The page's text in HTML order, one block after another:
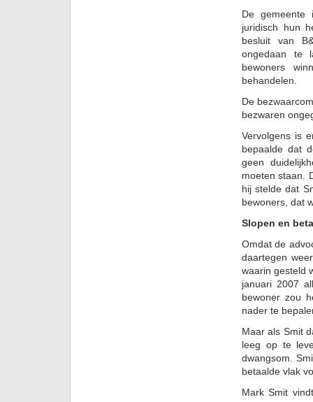
De gemeente
juridisch hun
besluit van
ongedaan te
bewoners
behandelen.
De
bezwaren
Vervolgens is
bepaalde dat
geen
moeten staan.
hij stelde dat
bewoners, dat
Slopen en
Omdat de
daartegen
waarin gesteld
januari 2007
bewoner zou
nader te
Maar als Smit
leeg op te
dwangsom.
betaalde vlak
Mark Smit